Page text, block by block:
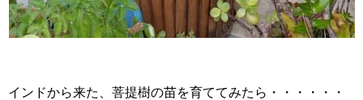
インドから来た、菩提樹の苗を育ててみたら・・・・・・